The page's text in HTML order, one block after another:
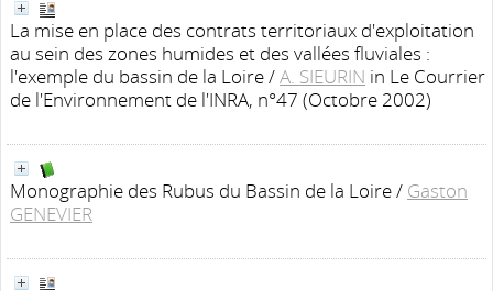
La mise en place des contrats territoriaux d'exploitation
au sein des zones humides et des vallées fluviales :
l'exemple du bassin de la Loire/A. SIEURIN in Le Courrier
de l'Environnement de l'INRA, n°47 (Octobre 2002)
Monographie des Rubus du Bassin de la Loire/ Gaston
GENEVIER